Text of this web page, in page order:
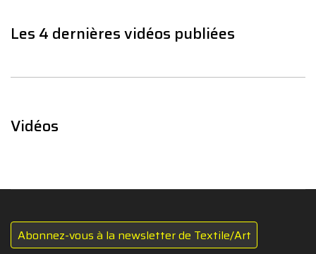
Les 4 dernières vidéos publiées
Vidéos
Abonnez-vous à la newsletter de Textile/Art